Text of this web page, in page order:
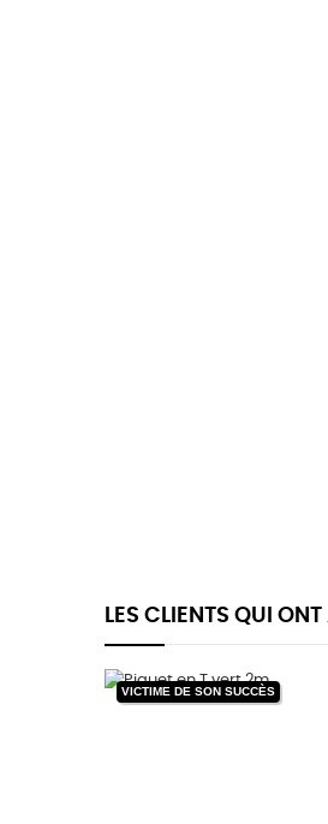
LES CLIENTS QUI
VICTIME DE SON SUCCÈS